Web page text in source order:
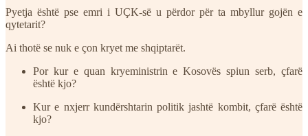
Pyetja është pse emri i UÇK-së u përdor për ta mbyllur gojën e
qytetarit?
Ai thotë se nuk e çon kryet me shqiptarët.
Por kur e quan kryeministrin e Kosovës spiun serb, çfarë
është kjo?
Kur e nxjerr kundërshtarin politik jashtë kombit, çfarë është
kjo?